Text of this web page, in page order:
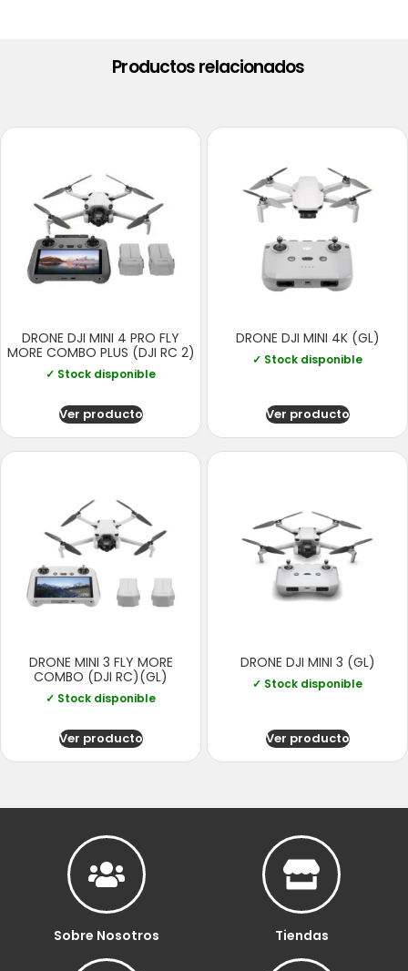
Productos relacionados
DRONE DJI MINI 4 PRO FLY
MORE COMBO PLUS (DJI RC 2)
✓ Stock disponible
Ver producto
DRONE DJI MINI 4K (GL)
✓ Stock disponible
Ver producto
DRONE MINI 3 FLY MORE
COMBO (DJI RC)(GL)
✓ Stock disponible
Ver producto
DRONE DJI MINI 3 (GL)
✓ Stock disponible
Ver producto
Sobre Nosotros Tiendas